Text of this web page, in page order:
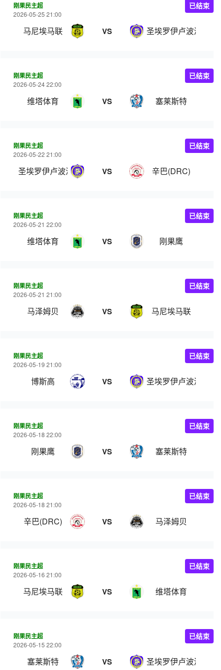
刚果民主超
2026-05-25 21:00
马尼埃马联 VS 圣埃罗伊卢波波
已结束
刚果民主超
2026-05-24 22:00
维塔体育 VS 塞莱斯特
已结束
刚果民主超
2026-05-22 21:00
圣埃罗伊卢波波 VS 辛巴(DRC)
已结束
刚果民主超
2026-05-21 22:00
维塔体育 VS 刚果鹰
已结束
刚果民主超
2026-05-21 21:00
马泽姆贝 VS 马尼埃马联
已结束
刚果民主超
2026-05-19 21:00
博斯高 VS 圣埃罗伊卢波波
已结束
刚果民主超
2026-05-18 22:00
刚果鹰 VS 塞莱斯特
已结束
刚果民主超
2026-05-18 21:00
辛巴(DRC) VS 马泽姆贝
已结束
刚果民主超
2026-05-16 21:00
马尼埃马联 VS 维塔体育
已结束
刚果民主超
2026-05-15 22:00
塞莱斯特 VS 圣埃罗伊卢波波
已结束